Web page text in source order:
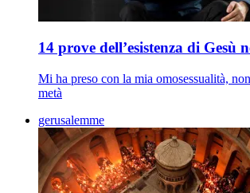
14 prove dell’esistenza di Gesù
Mi ha preso con la mia omosessualità,
metà
gerusalemme